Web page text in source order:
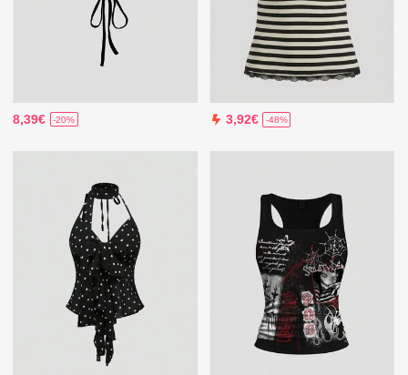
8,39€ -20% 3,92€ -48%